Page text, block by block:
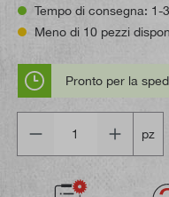
Tempo di consegna: 1-
Meno di 10 pezzi
Pronto per la
pz